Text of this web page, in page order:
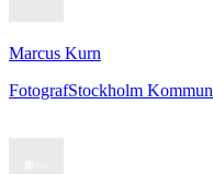
Marcus Kurn
FotografStockholm Kommun